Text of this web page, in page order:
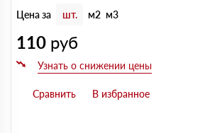
Цена за шт. м2 м3
110 руб